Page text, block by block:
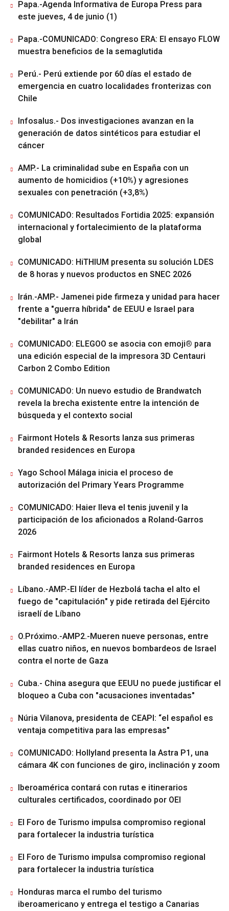
Papa.-Agenda Informativa de Europa Press para
este jueves, 4 de junio (1)
Papa.-COMUNICADO: Congreso ERA: El ensayo FLOW
muestra beneficios de la semaglutida
Perú.- Perú extiende por 60 días el estado de
emergencia en cuatro localidades fronterizas con
Chile
Infosalus.- Dos investigaciones avanzan en la
generación de datos sintéticos para estudiar el
cáncer
AMP.- La criminalidad sube en España con un
aumento de homicidios (+10%) y agresiones
sexuales con penetración (+3,8%)
COMUNICADO: Resultados Fortidia 2025: expansión
internacional y fortalecimiento de la plataforma
global
COMUNICADO: HiTHIUM presenta su solución LDES
de 8 horas y nuevos productos en SNEC 2026
Irán.-AMP.- Jamenei pide firmeza y unidad para hacer
frente a "guerra híbrida" de EEUU e Israel para
"debilitar" a Irán
COMUNICADO: ELEGOO se asocia con emoji® para
una edición especial de la impresora 3D Centauri
Carbon 2 Combo Edition
COMUNICADO: Un nuevo estudio de Brandwatch
revela la brecha existente entre la intención de
búsqueda y el contexto social
Fairmont Hotels & Resorts lanza sus primeras
branded residences en Europa
Yago School Málaga inicia el proceso de
autorización del Primary Years Programme
COMUNICADO: Haier lleva el tenis juvenil y la
participación de los aficionados a Roland-Garros
2026
Fairmont Hotels & Resorts lanza sus primeras
branded residences en Europa
Líbano.-AMP.-El líder de Hezbolá tacha el alto el
fuego de "capitulación" y pide retirada del Ejército
israelí de Líbano
O.Próximo.-AMP2.-Mueren nueve personas, entre
ellas cuatro niños, en nuevos bombardeos de Israel
contra el norte de Gaza
Cuba.- China asegura que EEUU no puede justificar el
bloqueo a Cuba con "acusaciones inventadas"
Núria Vilanova, presidenta de CEAPI: “el español es
ventaja competitiva para las empresas"
COMUNICADO: Hollyland presenta la Astra P1, una
cámara 4K con funciones de giro, inclinación y zoom
Iberoamérica contará con rutas e itinerarios
culturales certificados, coordinado por OEI
El Foro de Turismo impulsa compromiso regional
para fortalecer la industria turística
El Foro de Turismo impulsa compromiso regional
para fortalecer la industria turística
Honduras marca el rumbo del turismo
iberoamericano y entrega el testigo a Canarias